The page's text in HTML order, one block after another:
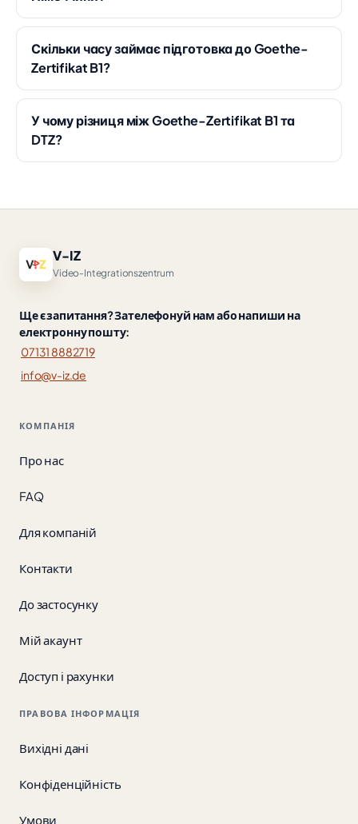
Скільки часу займає підготовка до Goethe-
Zertifikat B1?
У чому різниця між Goethe-Zertifikat B1 та
DTZ?
V-IZ
Video-Integrationszentrum
Ще є запитання? Зателефонуй нам або напиши на
електронну пошту:
07131 8882719
info@v-iz.de
КОМПАНІЯ
Про нас
FAQ
Для компаній
Контакти
До застосунку
Мій акаунт
Доступ і рахунки
ПРАВОВА ІНФОРМАЦІЯ
Вихідні дані
Конфіденційність
Умови